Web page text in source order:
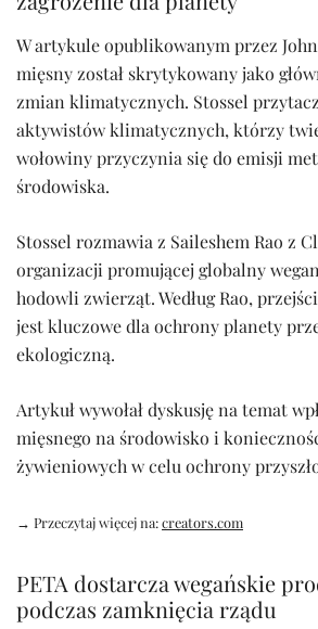
W artykule opublikowanym przez John
mięsny został skrytykowany jako
zmian klimatycznych. Stossel
aktywistów klimatycznych, którzy
wołowiny przyczynia się do emisji
środowiska.
Stossel rozmawia z Saileshem Rao z
organizacji promującej globalny
hodowli zwierząt. Według Rao,
jest kluczowe dla ochrony planety
ekologiczną.
Artykuł wywołał dyskusję na temat
mięsnego na środowisko i
żywieniowych w celu ochrony
→ Przeczytaj więcej na:creators.com
PETA dostarcza wegańskie
podczas zamknięcia rządu